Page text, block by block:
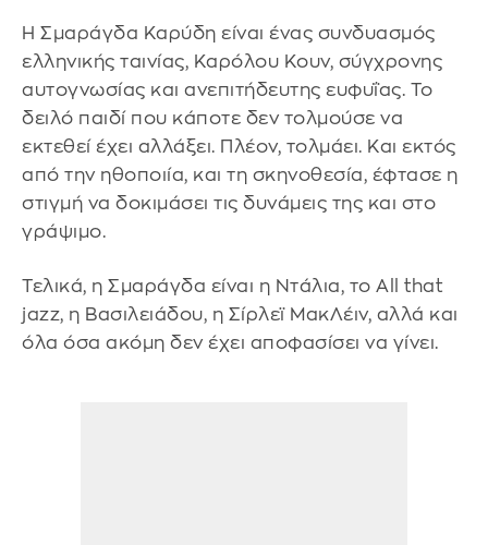
Η Σμαράγδα Καρύδη είναι ένας συνδυασμός
ελληνικής ταινίας, Καρόλου Κουν, σύγχρονης
αυτογνωσίας και ανεπιτήδευτης ευφυΐας. Το
δειλό παιδί που κάποτε δεν τολμούσε να
εκτεθεί έχει αλλάξει. Πλέον, τολμάει. Και εκτός
από την ηθοποιία, και τη σκηνοθεσία, έφτασε η
στιγμή να δοκιμάσει τις δυνάμεις της και στο
γράψιμο.
Τελικά, η Σμαράγδα είναι η Ντάλια, το All that
jazz, η Βασιλειάδου, η Σίρλεϊ ΜακΛέιν, αλλά και
όλα όσα ακόμη δεν έχει αποφασίσει να γίνει.